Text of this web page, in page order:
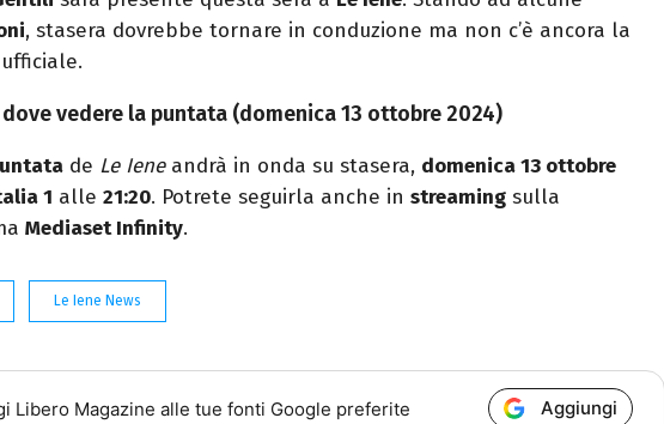
, stasera dovrebbe tornare in conduzione ma non c’è ancora la
vedere la puntata (domenica 13 ottobre 2024)
de Le Ieneandrà in onda su stasera, domenica 13 ottobre
1 alle 21:20. Potrete seguirla anche in streaming sulla
Mediaset Infinity.
Le Iene News
Libero Magazine alle tue fonti Google preferite Aggiungi